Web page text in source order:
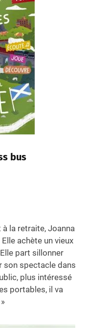
bus
à la retraite, Joanna
achète un vieux
part sillonner
son spectacle dans
plus intéressé
portables, il va